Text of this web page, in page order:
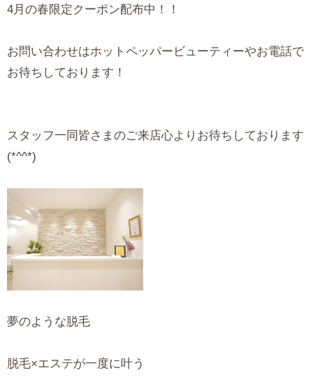
4月の春限定クーポン配布中！！
お問い合わせはホットペッパービューティーやお電話で
お待ちしております！
スタッフ一同皆さまのご来店心よりお待ちしております
(*^^*)
夢のような脱毛
脱毛×エステが一度に叶う